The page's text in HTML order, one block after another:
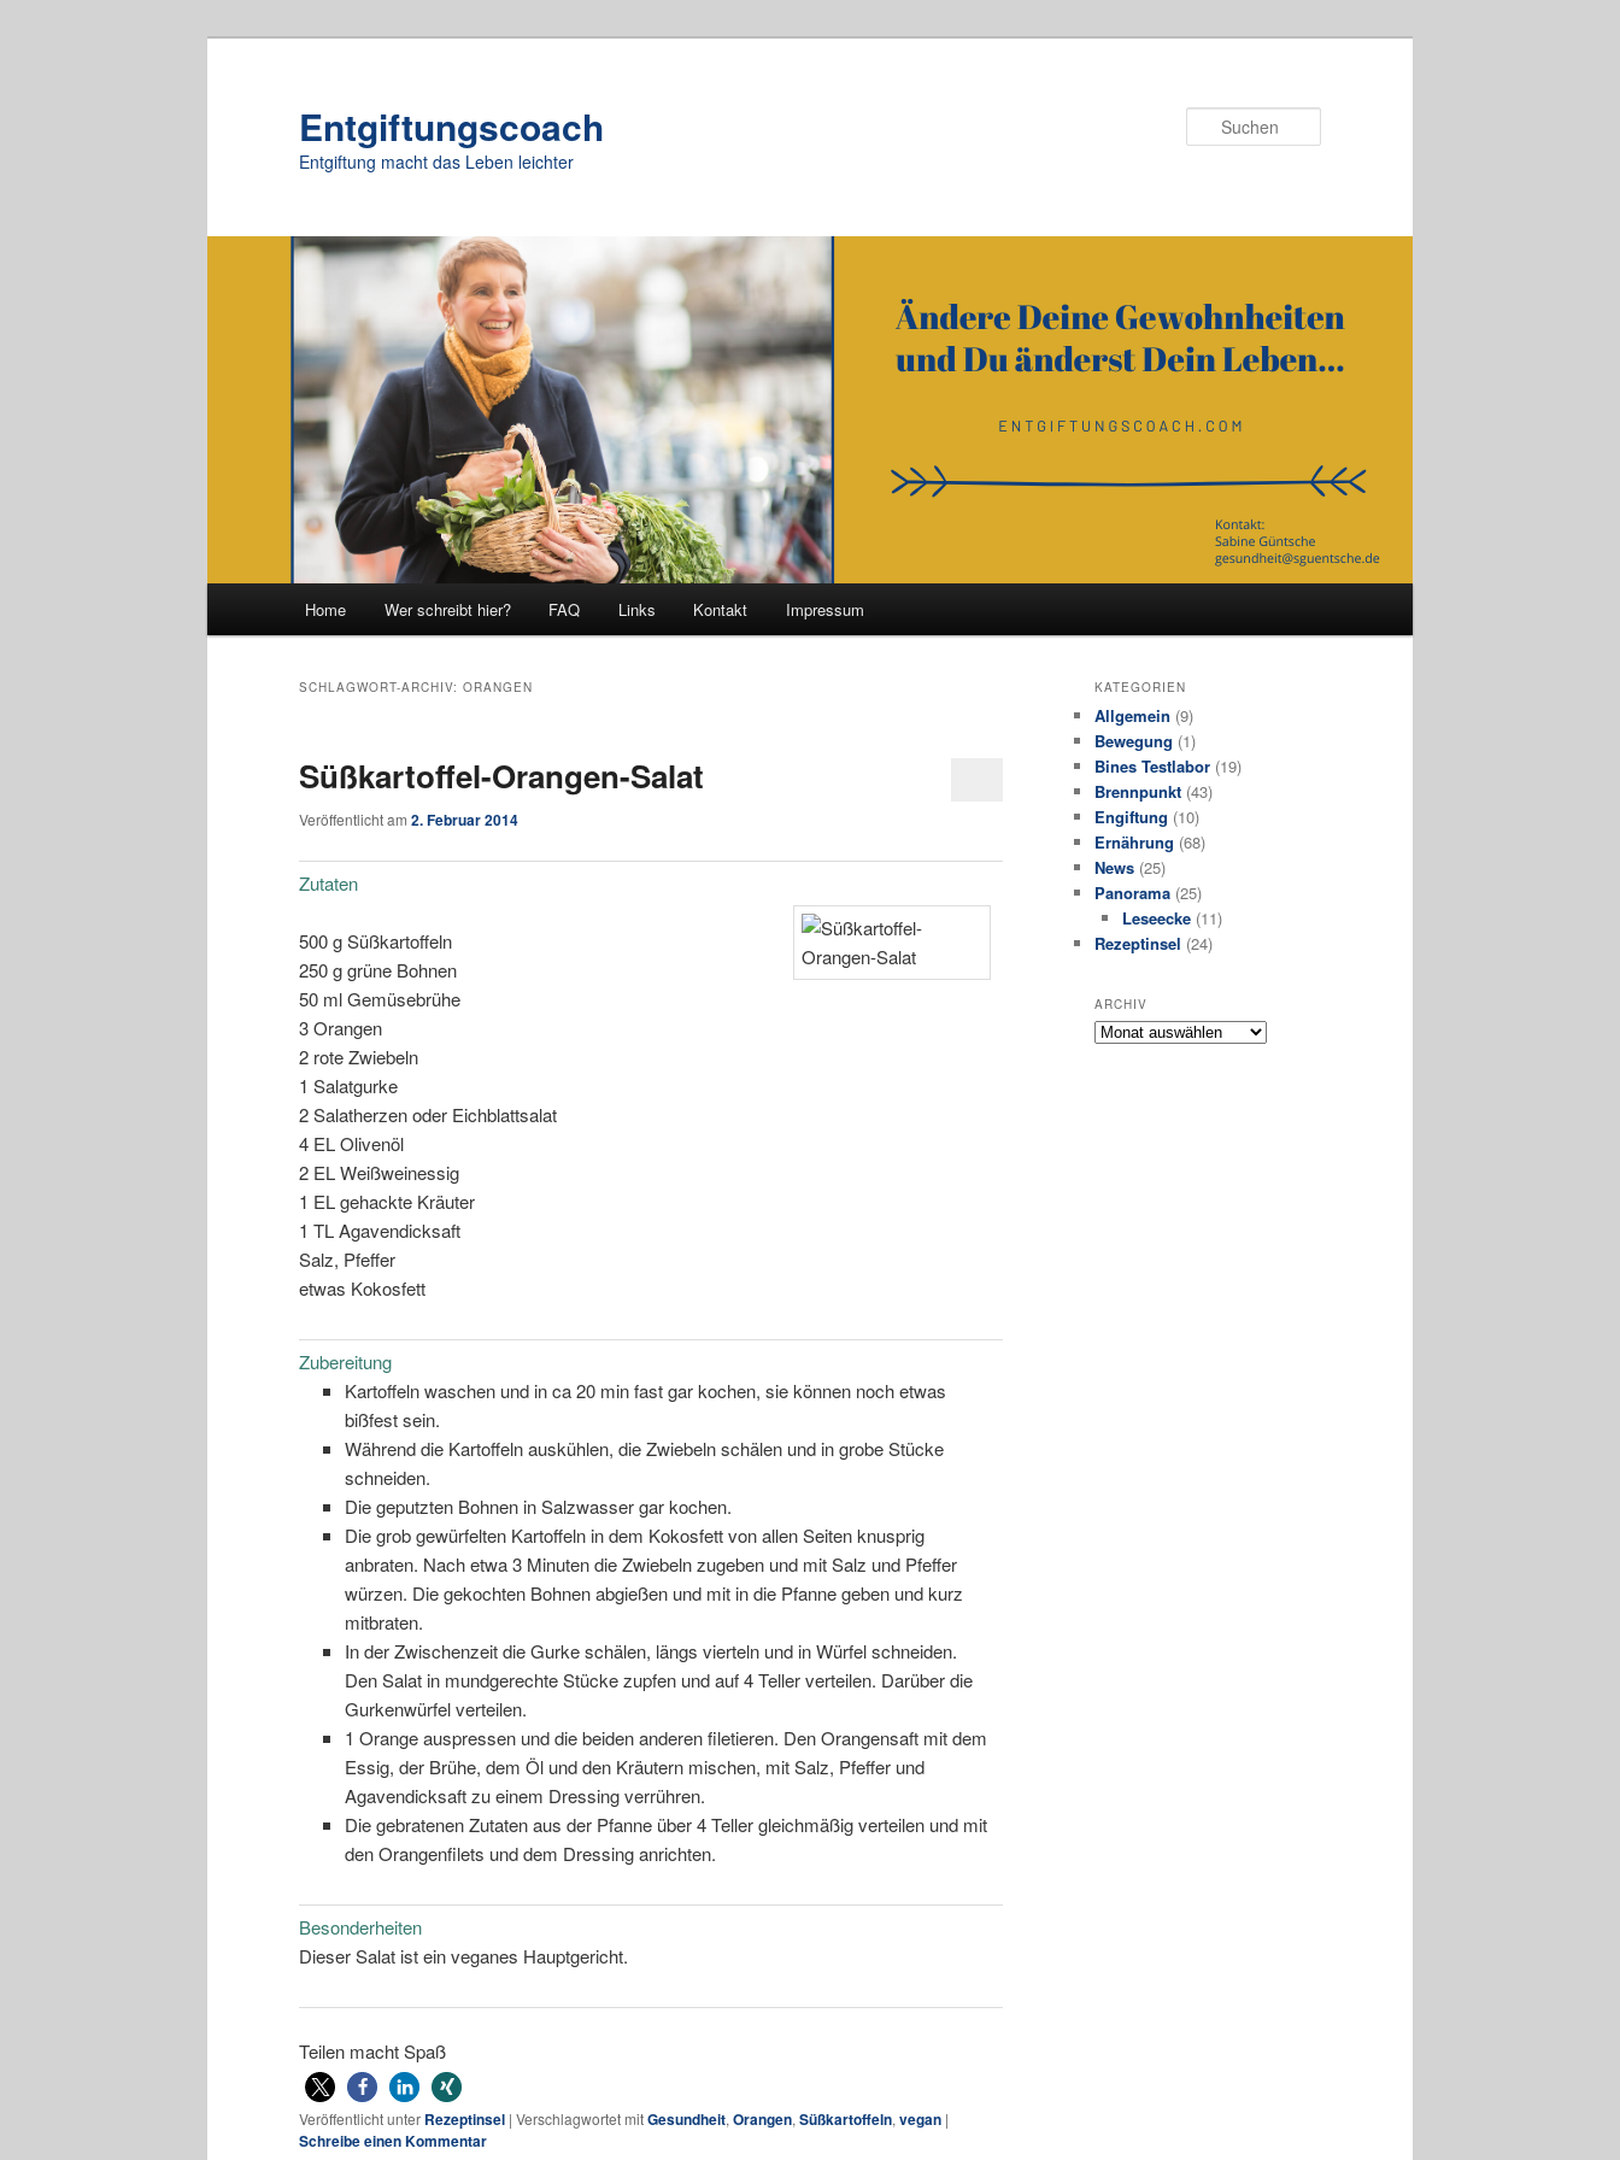
Entgiftungscoach
Entgiftung macht das Leben leichter
Home Wer schreibt hier? FAQ Links Kontakt Impressum
SCHLAGWORT-ARCHIV: ORANGEN
Süßkartoffel-Orangen-Salat
Veröffentlicht am 2. Februar 2014
Zutaten
500 g Süßkartoffeln
250 g grüne Bohnen
50 ml Gemüsebrühe
3 Orangen
2 rote Zwiebeln
1 Salatgurke
2 Salatherzen oder Eichblattsalat
4 EL Olivenöl
2 EL Weißweinessig
1 EL gehackte Kräuter
1 TL Agavendicksaft
Salz, Pfeffer
etwas Kokosfett
Zubereitung
Kartoffeln waschen und in ca 20 min fast gar kochen, sie können noch etwas
bißfest sein.
Während die Kartoffeln auskühlen, die Zwiebeln schälen und in grobe Stücke
schneiden.
Die geputzten Bohnen in Salzwasser gar kochen.
Die grob gewürfelten Kartoffeln in dem Kokosfett von allen Seiten knusprig
anbraten. Nach etwa 3 Minuten die Zwiebeln zugeben und mit Salz und Pfeffer
würzen. Die gekochten Bohnen abgießen und mit in die Pfanne geben und kurz
mitbraten.
In der Zwischenzeit die Gurke schälen, längs vierteln und in Würfel schneiden.
Den Salat in mundgerechte Stücke zupfen und auf 4 Teller verteilen. Darüber die
Gurkenwürfel verteilen.
1 Orange auspressen und die beiden anderen filetieren. Den Orangensaft mit dem
Essig, der Brühe, dem Öl und den Kräutern mischen, mit Salz, Pfeffer und
Agavendicksaft zu einem Dressing verrühren.
Die gebratenen Zutaten aus der Pfanne über 4 Teller gleichmäßig verteilen und mit
den Orangenfilets und dem Dressing anrichten.
Besonderheiten
Dieser Salat ist ein veganes Hauptgericht.
Teilen macht Spaß
Veröffentlicht unter Rezeptinsel | Verschlagwortet mitGesundheit, Orangen, Süßkartoffeln, vegan |
Schreibe einen Kommentar
KATEGORIEN
Allgemein (9)
Bewegung (1)
Bines Testlabor (19)
Brennpunkt (43)
Engiftung (10)
Ernährung (68)
News (25)
Panorama (25)
Leseecke(11)
Rezeptinsel (24)
ARCHIV
Archiv